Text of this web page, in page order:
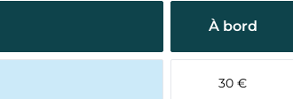
À bord
30 €